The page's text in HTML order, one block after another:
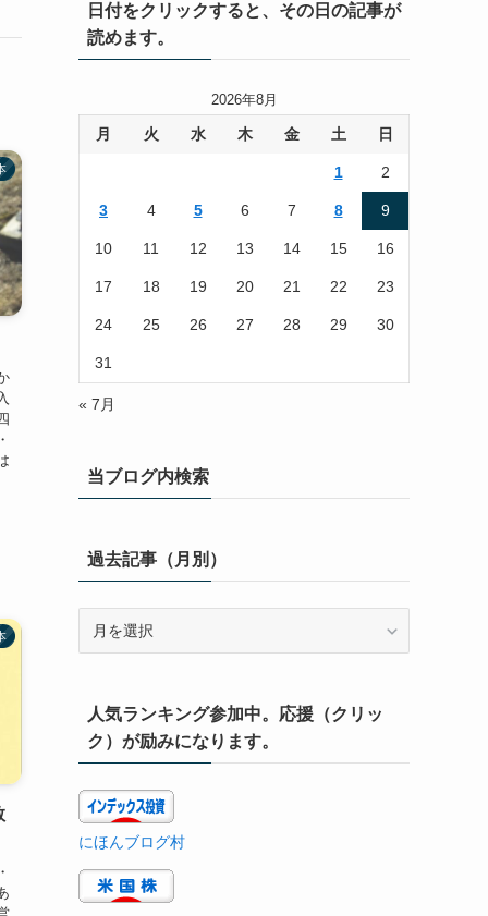
日付をクリックすると、その日の記事が
読めます。
2026年8月
月 火 水 木 金 土 日
1 2
3 4 5 6 7 8 9
10 11 12 13 14 15 16
17 18 19 20 21 22 23
24 25 26 27 28 29 30
31
« 7月
当ブログ内検索
過去記事（月別）
（月
別）
人気ランキング参加中。応援（クリッ
ク）が励みになります。
にほんブログ村